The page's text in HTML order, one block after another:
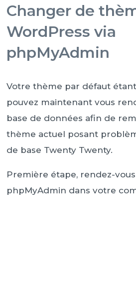
Changer de
WordPress via
phpMyAdmin
Votre thème par défaut
pouvez maintenant vous
base de données afin de
thème actuel posant
de base Twenty Twenty.
Première étape, rendez-
phpMyAdmin dans votre